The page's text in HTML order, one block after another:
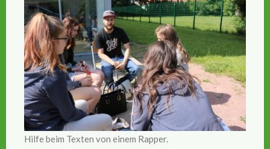
Hilfe beim Texten von einem Rapper.